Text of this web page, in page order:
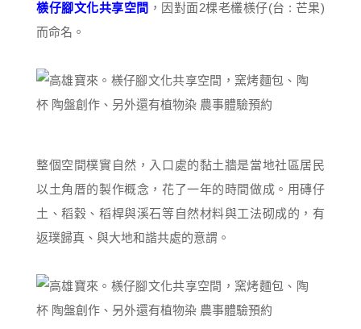
檨仔腳文化共享空間 ，因對面2棵老欉檨仔(台 : 芒果)
而命名。
整個空間樸實自然，入口處的黏土牆是當地社區居民
以土角厝的製作概念，花了一年的時間做成。用磚仔
土、稻穀、稻桿與溪石等自然材料與工法砌成的，有
返璞歸真、與大地和諧共處的意謂。